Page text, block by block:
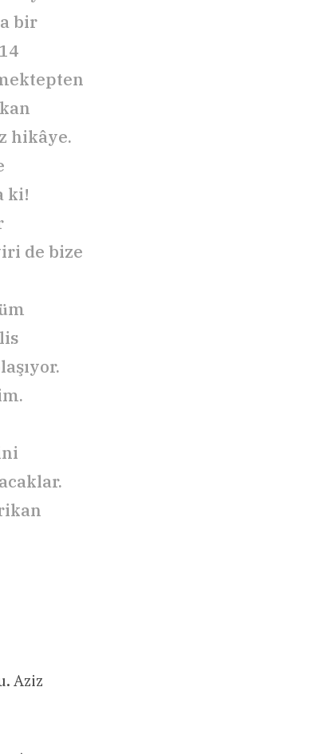
bir
hikâye.
ki!
de bize
Aziz